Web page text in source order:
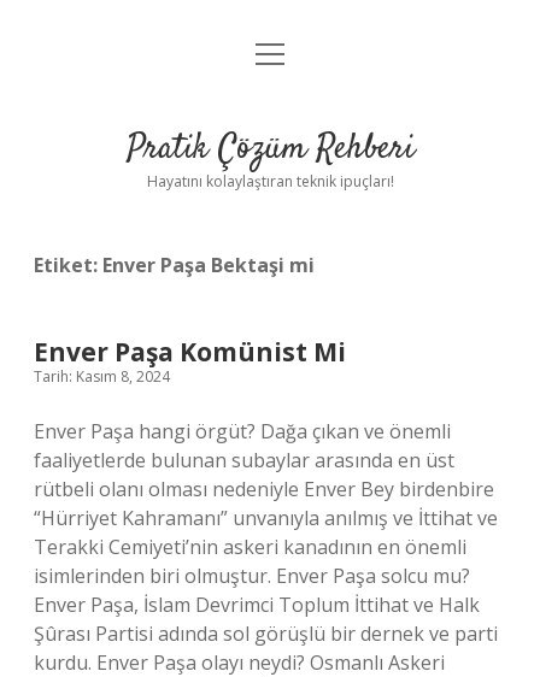
Anasayfa
Yasal Uyarı
menüyü
Pratik Çözüm Rehberi
Hayatını kolaylaştıran teknik ipuçları!
Etiket: Enver Paşa Bektaşi mi
Enver Paşa Komünist Mi
Tarih: Kasım 8, 2024
Enver Paşa hangi örgüt? Dağa çıkan ve önemli
faaliyetlerde bulunan subaylar arasında en üst
rütbeli olanı olması nedeniyle Enver Bey birdenbire
“Hürriyet Kahramanı” unvanıyla anılmış ve İttihat ve
Terakki Cemiyeti’nin askeri kanadının en önemli
isimlerinden biri olmuştur. Enver Paşa solcu mu?
Enver Paşa, İslam Devrimci Toplum İttihat ve Halk
Şûrası Partisi adında sol görüşlü bir dernek ve parti
kurdu. Enver Paşa olayı neydi? Osmanlı Askeri